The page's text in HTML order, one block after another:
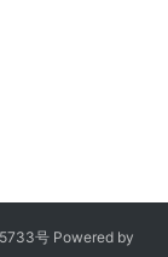
号 Powered by